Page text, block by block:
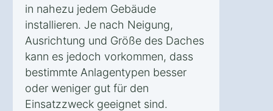
in nahezu jedem Gebäude
installieren. Je nach Neigung,
Ausrichtung und Größe des Daches
kann es jedoch vorkommen, dass
bestimmte Anlagentypen besser
oder weniger gut für den
Einsatzzweck geeignet sind.